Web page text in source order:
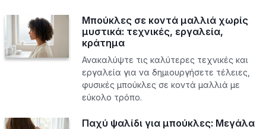
Μπούκλες σε κοντά μαλλιά χωρίς
μυστικά: τεχνικές, εργαλεία,
κράτημα
Ανακαλύψτε τις καλύτερες τεχνικές και
εργαλεία για να δημιουργήσετε τέλειες,
φυσικές μπούκλες σε κοντά μαλλιά με
εύκολο τρόπο.
Παχύ ψαλίδι για μπούκλες: Μεγάλα